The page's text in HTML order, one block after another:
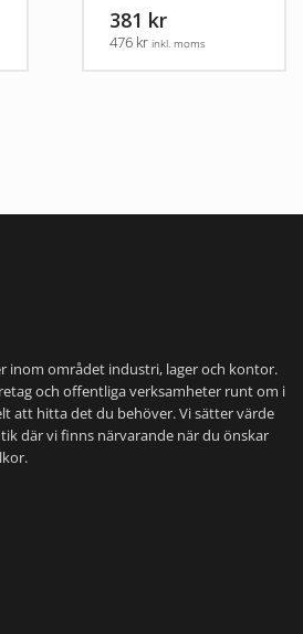
381 kr
476 kr inkl. moms
inom området industri, lager och kontor.
och offentliga verksamheter runt om i
att hitta det du behöver. Vi sätter värde
där vi finns närvarande när du önskar